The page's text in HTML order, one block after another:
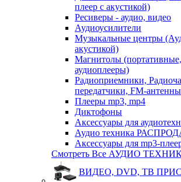
плеер с акустикой)
Ресиверы - аудио, видео
Аудиоусилители
Музыкальные центры
акустикой)
Магнитолы
аудиоплееры)
Радиоприемники,
передатчики, FM-антенны
Плееры mp3, mp4
Диктофоны
Аксессуары для
Аудио техника
Аксессуары для mp3-
Смотреть Все АУДИО
ВИДЕО, DVD, ТВ